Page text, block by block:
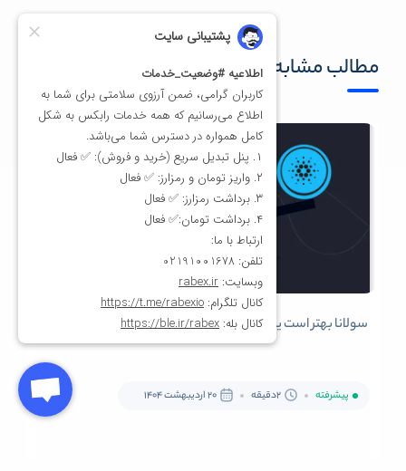
مطالب مشابه
سولانا بهتر است یا کاردانو؟ صفر تا 100 مقایسه ADA و SOL!
پیشرفته 2دقیقه 20 اردیبهشت 1404